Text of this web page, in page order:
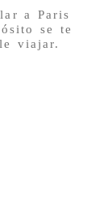
a Paris
se te
viajar.